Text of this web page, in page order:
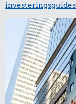
investeringsguides